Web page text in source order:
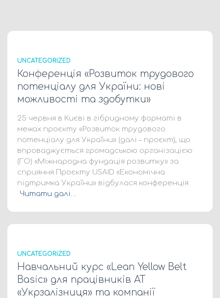
UNCATEGORIZED
Конференція «Розвиток трудового
потенціалу для України: нові
можливості та здобутки»
25 червня в Києві в гібридному форматі в
межах проєкту «Розвиток трудового
потенціалу для України» (далі – проєкт), що
впроваджується громадською організацією
(ГО) «Міжнародна фундація розвитку» за
сприяння Проєкту USAID «Економічна
підтримка України» відбулася конференція
Читати далі…
UNCATEGORIZED
Навчальний курс «Lean Yellow Belt
Basic» для працівників АТ
«Укрзалізниця» та компанії